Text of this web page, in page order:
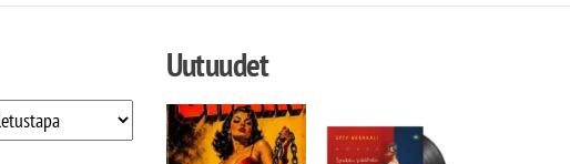
Uutuudet